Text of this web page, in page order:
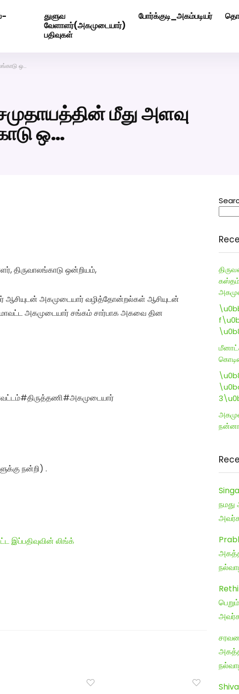
துளுவ
வேளாளர்(அகமுடையார்)
பதிவுகள்
போர்க்குடி_அகம்படியர்
ஒ…
மீது அளவு
ஒ…
திருவாலங்காடு ஒன்றியம்,
ஆசியுடன் அகமுடையார் வழித்தோன்றல்கள் ஆசியுடன்
அகமுடையார் சங்கம் சார்பாக அகவை தின
நன்றி) .
இப்பதிவுவின் லிங்க்
நமது
100% இலவச திருமண சேவை! வாட்ஸப் எண்: 7200507629